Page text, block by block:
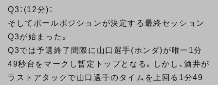
Q3：(12分)：
そしてポールポジションが決定する最終セッション
Q3が始まった。
Q3では予選終了間際に山口選手(ホンダ)が唯一1分
49秒台をマークし暫定トップとなる。しかし、酒井が
ラストアタックで山口選手のタイムを上回る1分49